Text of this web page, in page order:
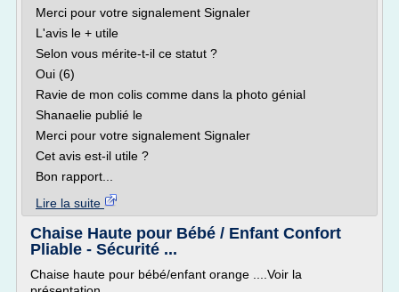
Merci pour votre signalement Signaler
L'avis le + utile
Selon vous mérite-t-il ce statut ?
Oui (6)
Ravie de mon colis comme dans la photo génial
Shanaelie publié le
Merci pour votre signalement Signaler
Cet avis est-il utile ?
Bon rapport...
Lire la suite
Chaise Haute pour Bébé / Enfant Confort
Pliable - Sécurité ...
Chaise haute pour bébé/enfant orange ....Voir la